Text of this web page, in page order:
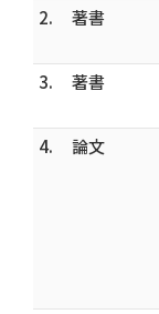
2.
著書
3.
著書
4.
論文